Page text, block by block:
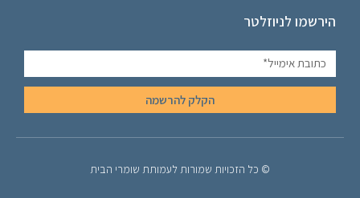
הירשמו לניוזלטר
הקלק להרשמה
© כל הזכויות שמורות לעמותת שומרי הבית